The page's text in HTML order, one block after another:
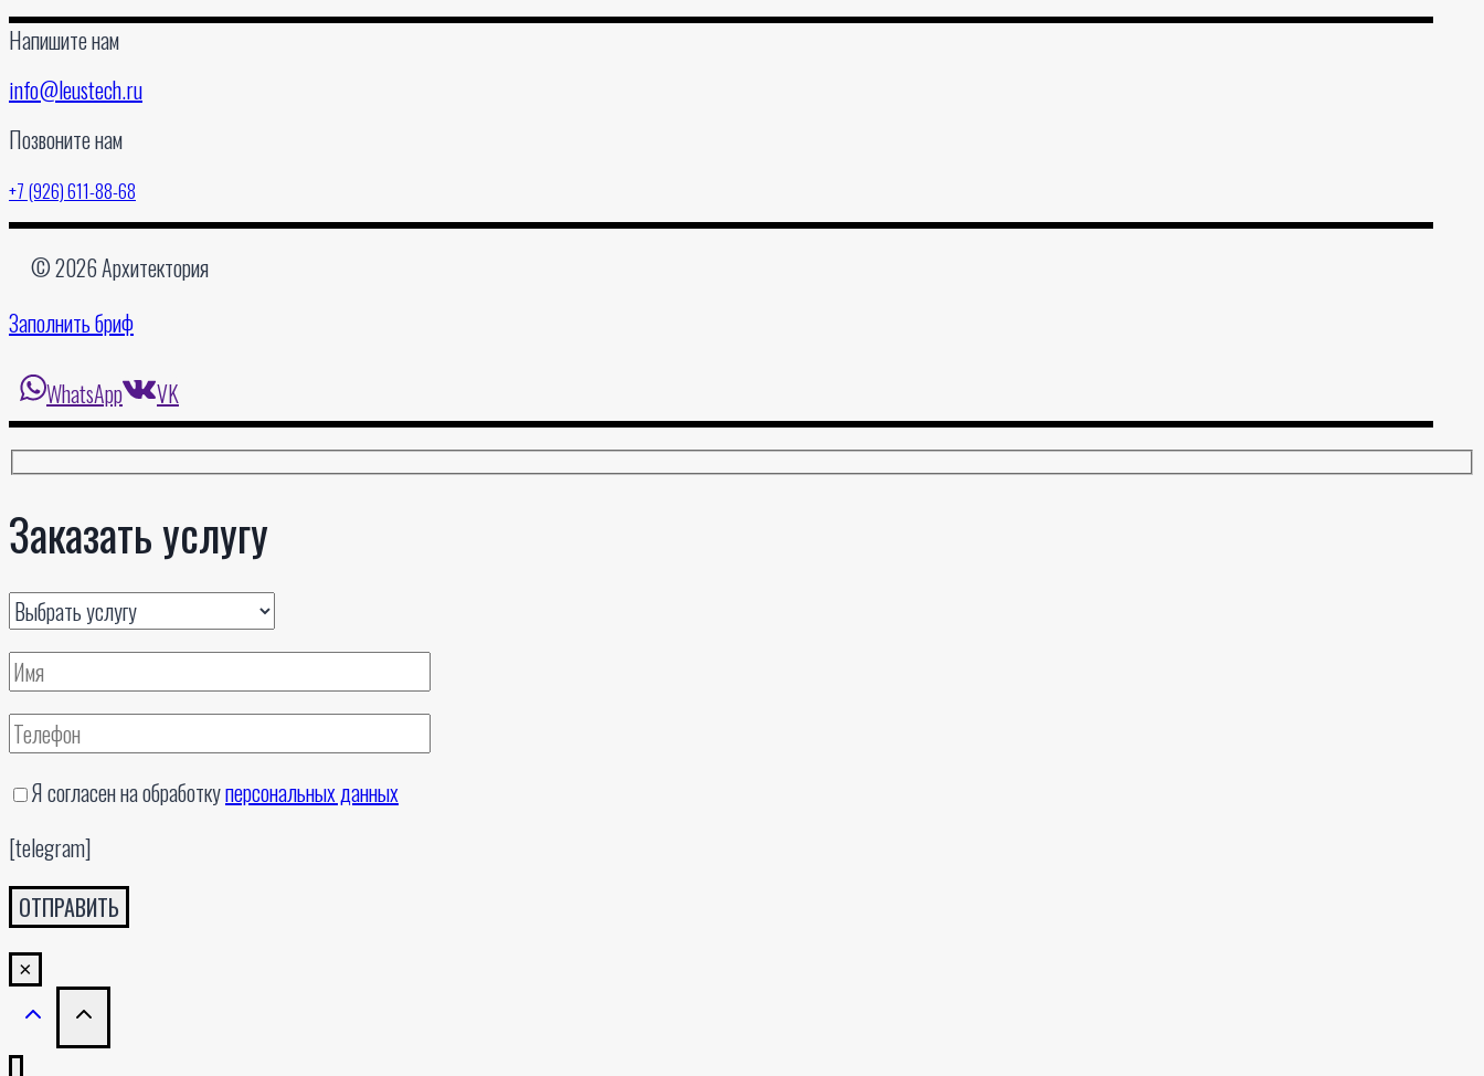
Напишите нам
info@leustech.ru
Позвоните нам
+7 (926) 611-88-68
© 2026 Архитектория
Заполнить бриф
WhatsApp VK
Заказать услугу
Я согласен на обработкуперсональных данных
[telegram]
×